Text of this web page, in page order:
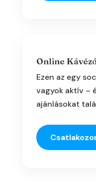
Online
Ezen az egy
vagyok aktív –
ajánlásokat